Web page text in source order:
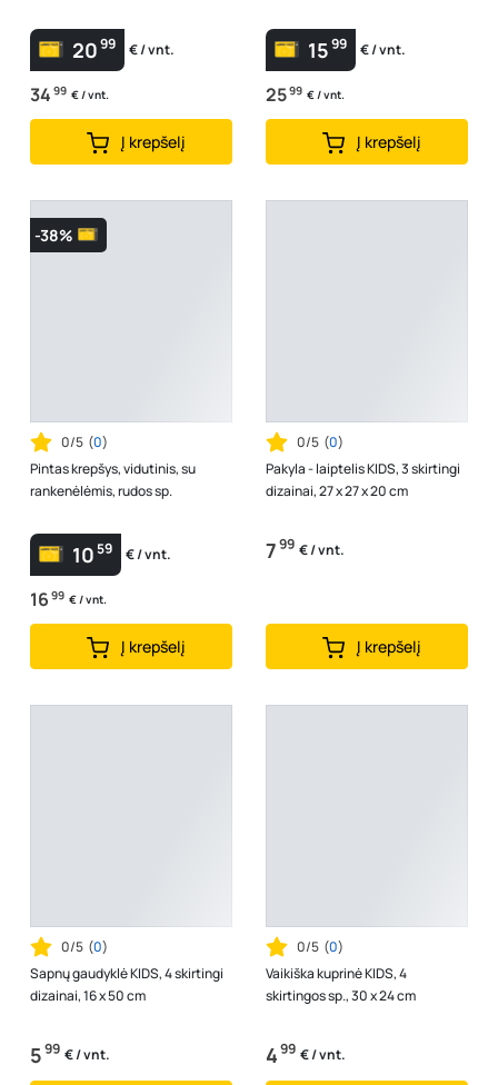
2099 € / vnt.
34 99 € / vnt.
Į krepšelį
1599 € / vnt.
2599 € / vnt.
Į krepšelį
-38%
0/5 (0)
Pintas krepšys, vidutinis, su
rankenėlėmis, rudos sp.
1059 € / vnt.
16 99 € / vnt.
Į krepšelį
0/5 (0)
Pakyla - laiptelis KIDS, 3 skirtingi
dizainai, 27 x 27 x 20 cm
799 € / vnt.
Į krepšelį
0/5 (0)
Sapnų gaudyklė KIDS, 4 skirtingi
dizainai, 16 x 50 cm
599 € / vnt.
0/5 (0)
Vaikiška kuprinė KIDS, 4
skirtingos sp., 30 x 24 cm
499 € / vnt.